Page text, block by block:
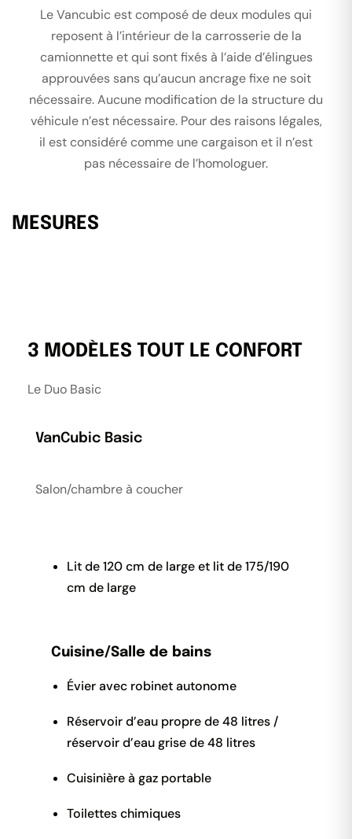
Le Vancubic est composé de deux modules qui
reposent à l’intérieur de la carrosserie de la
camionnette et qui sont fixés à l’aide d’élingues
approuvées sans qu’aucun ancrage fixe ne soit
nécessaire. Aucune modification de la structure du
véhicule n’est nécessaire. Pour des raisons légales,
il est considéré comme une cargaison et il n’est
pas nécessaire de l’homologuer.
MESURES
3 MODÈLES TOUT LE CONFORT
Le Duo Basic
VanCubic Basic
Salon/chambre à coucher
Lit de 120 cm de large et lit de 175/190
cm de large
Cuisine/Salle de bains
Évier avec robinet autonome
Réservoir d’eau propre de 48 litres /
réservoir d’eau grise de 48 litres
Cuisinière à gaz portable
Toilettes chimiques